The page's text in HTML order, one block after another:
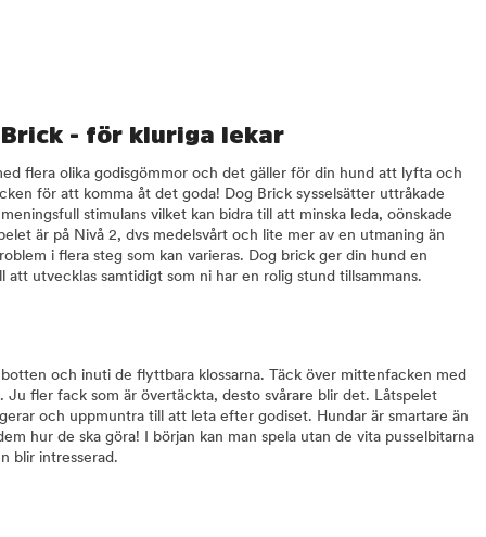
Brick - för kluriga lekar
flera olika godisgömmor och det gäller för din hund att lyfta och
för att komma åt det goda! Dog Brick sysselsätter uttråkade
stimulans vilket kan bidra till att minska leda, oönskade
är på Nivå 2, dvs medelsvårt och lite mer av en utmaning än
i flera steg som kan varieras. Dog brick ger din hund en
utvecklas samtidigt som ni har en rolig stund tillsammans.
och inuti de flyttbara klossarna. Täck över mittenfacken med
Ju fler fack som är övertäckta, desto svårare blir det. Låtspelet
och uppmuntra till att leta efter godiset. Hundar är smartare än
hur de ska göra! I början kan man spela utan de vita pusselbitarna
blir intresserad.